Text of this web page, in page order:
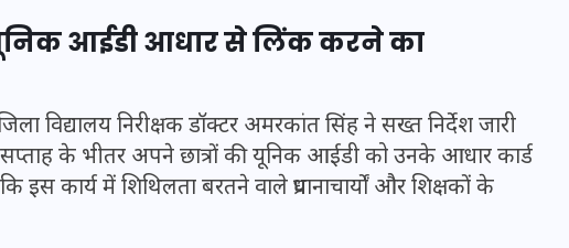
आईडी आधार से लिंक करने का
विद्यालय निरीक्षक डॉक्टर अमरकांत सिंह ने सख्त निर्देश जारी
के भीतर अपने छात्रों की यूनिक आईडी को उनके आधार कार्ड
कार्य में शिथिलता बरतने वाले प्रधानाचार्यों और शिक्षकों के